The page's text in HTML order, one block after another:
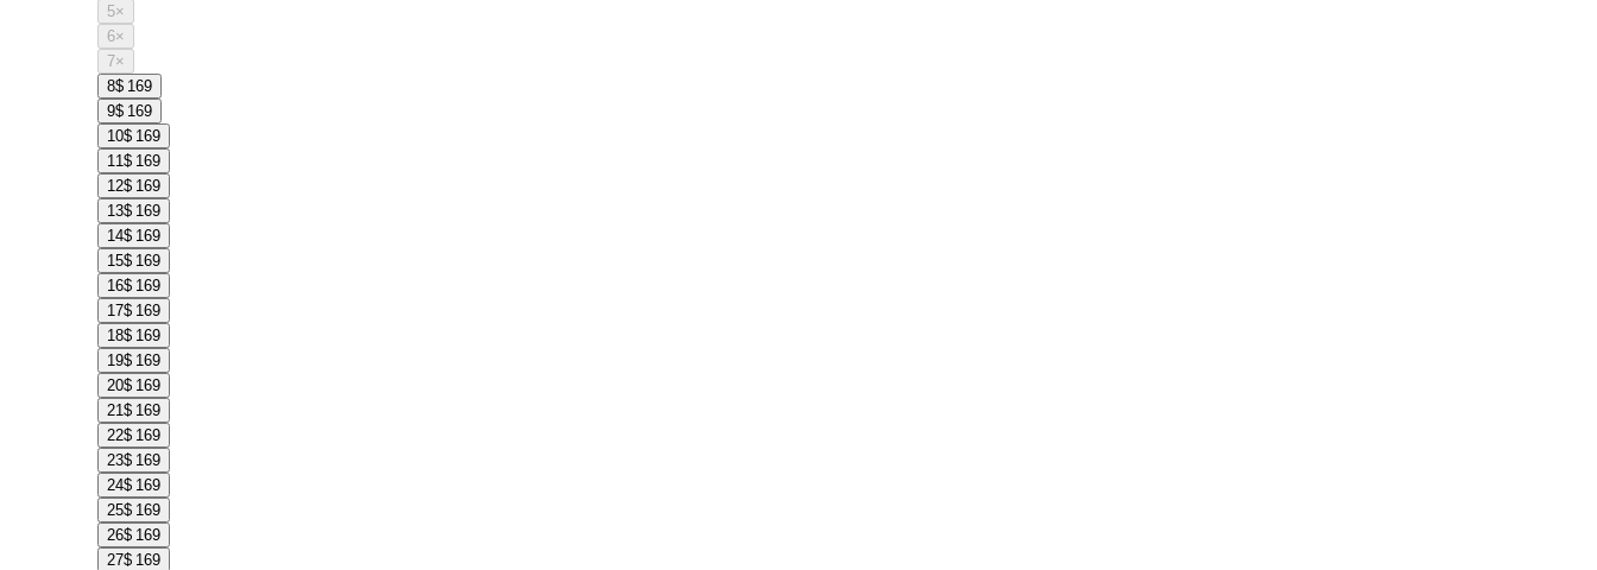
5×
6×
7×
8$ 169
9$ 169
10$ 169
11$ 169
12$ 169
13$ 169
14$ 169
15$ 169
16$ 169
17$ 169
18$ 169
19$ 169
20$ 169
21$ 169
22$ 169
23$ 169
24$ 169
25$ 169
26$ 169
27$ 169